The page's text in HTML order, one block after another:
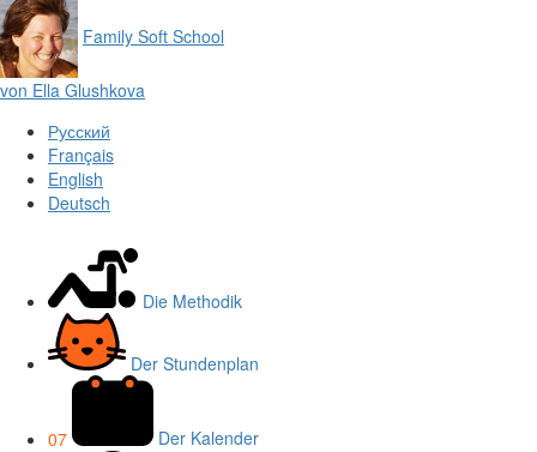
Family Soft School
von Ella Glu­shkova
Русский
Français
English
Deutsch
Die Methodik
Der Stundenplan
07 Der Kalender